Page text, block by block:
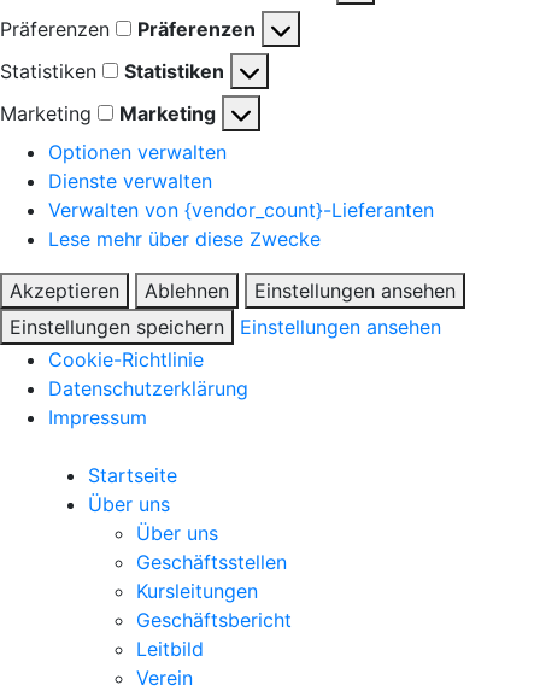
Präferenzen
Präferenzen
Statistiken
Statistiken
Marketing
Marketing
Optionen verwalten
Dienste verwalten
Verwalten von {vendor_count}-Lieferanten
Lese mehr über diese Zwecke
Akzeptieren Ablehnen
Einstellungen ansehen
Einstellungen speichern
Einstellungen ansehen
Cookie-Richtlinie
Datenschutzerklärung
Impressum
Startseite
Über uns
Über uns
Geschäftsstellen
Kursleitungen
Geschäftsbericht
Leitbild
Verein